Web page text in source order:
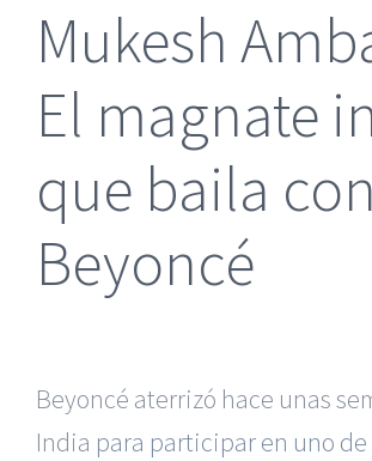
Mukesh
El magnate
que baila con
Beyoncé
Beyoncé aterrizó hace unas
India para participar en uno de